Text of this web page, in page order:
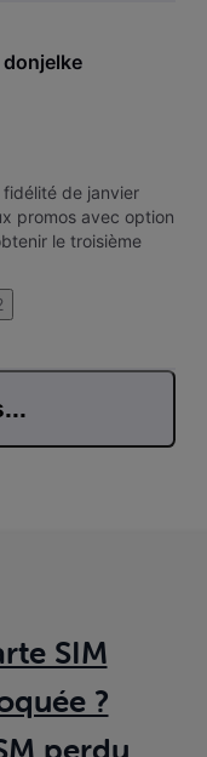
donjelke
de janvier
promos avec option
le troisième
SIM
?